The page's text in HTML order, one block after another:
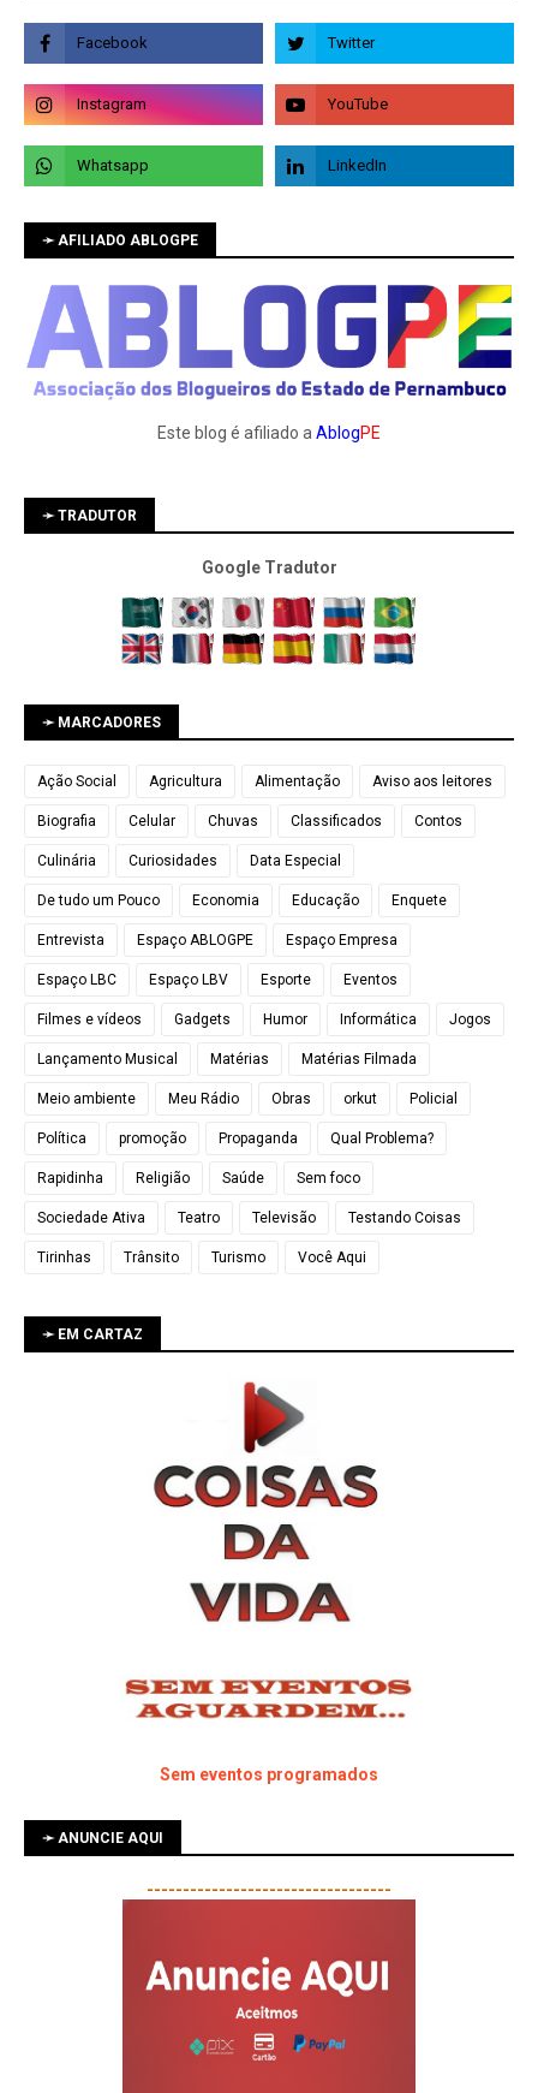
➛ AFILIADO ABLOGPE
Este blog é afiliado a AblogPE
➛ TRADUTOR
Google Tradutor
➛ MARCADORES
Ação Social Agricultura Alimentação Aviso aos leitores
Biografia Celular Chuvas Classificados Contos
Culinária Curiosidades Data Especial
De tudo um Pouco Economia Educação Enquete
Entrevista Espaço ABLOGPE Espaço Empresa
Espaço LBC Espaço LBV Esporte Eventos
Filmes e vídeos Gadgets Humor Informática Jogos
Lançamento Musical Matérias Matérias Filmada
Meio ambiente Meu Rádio Obras orkut Policial
Política promoção Propaganda Qual Problema?
Rapidinha Religião Saúde Sem foco
Sociedade Ativa Teatro Televisão Testando Coisas
Tirinhas Trânsito Turismo Você Aqui
➛ EM CARTAZ
Sem eventos programados
➛ ANUNCIE AQUI
----------------------------------